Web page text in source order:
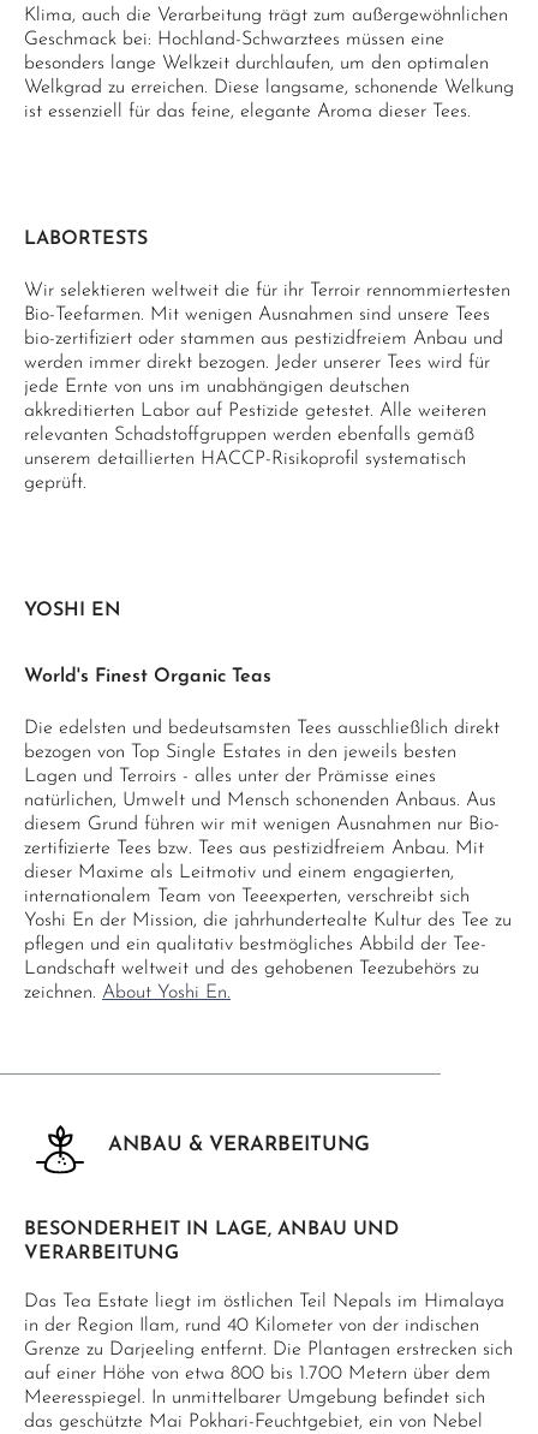
Klima, auch die Verarbeitung trägt zum außergewöhnlichen
Geschmack bei: Hochland-Schwarztees müssen eine
besonders lange Welkzeit durchlaufen, um den optimalen
Welkgrad zu erreichen. Diese langsame, schonende Welkung
ist essenziell für das feine, elegante Aroma dieser Tees.
LABORTESTS
Wir selektieren weltweit die für ihr Terroir rennommiertesten
Bio-Teefarmen. Mit wenigen Ausnahmen sind unsere Tees
bio-zertifiziert oder stammen aus pestizidfreiem Anbau und
werden immer direkt bezogen. Jeder unserer Tees wird für
jede Ernte von uns im unabhängigen deutschen
akkreditierten Labor auf Pestizide getestet. Alle weiteren
relevanten Schadstoffgruppen werden ebenfalls gemäß
unserem detaillierten HACCP-Risikoprofil systematisch
geprüft.
YOSHI EN
World's Finest Organic Teas
Die edelsten und bedeutsamsten Tees ausschließlich direkt
bezogen von Top Single Estates in den jeweils besten
Lagen und Terroirs - alles unter der Prämisse eines
natürlichen, Umwelt und Mensch schonenden Anbaus. Aus
diesem Grund führen wir mit wenigen Ausnahmen nur Bio-
zertifizierte Tees bzw. Tees aus pestizidfreiem Anbau. Mit
dieser Maxime als Leitmotiv und einem engagierten,
internationalem Team von Teeexperten, verschreibt sich
Yoshi En der Mission, die jahrhundertealte Kultur des Tee zu
pflegen und ein qualitativ bestmögliches Abbild der Tee-
Landschaft weltweit und des gehobenen Teezubehörs zu
zeichnen. About Yoshi En.
ANBAU & VERARBEITUNG
BESONDERHEIT IN LAGE, ANBAU UND
VERARBEITUNG
Das Tea Estate liegt im östlichen Teil Nepals im Himalaya
in der Region Ilam, rund 40 Kilometer von der indischen
Grenze zu Darjeeling entfernt. Die Plantagen erstrecken sich
auf einer Höhe von etwa 800 bis 1.700 Metern über dem
Meeresspiegel. In unmittelbarer Umgebung befindet sich
das geschützte Mai Pokhari-Feuchtgebiet, ein von Nebel